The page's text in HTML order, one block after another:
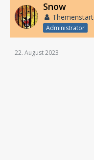
Snow
Administrator
22. August 2023